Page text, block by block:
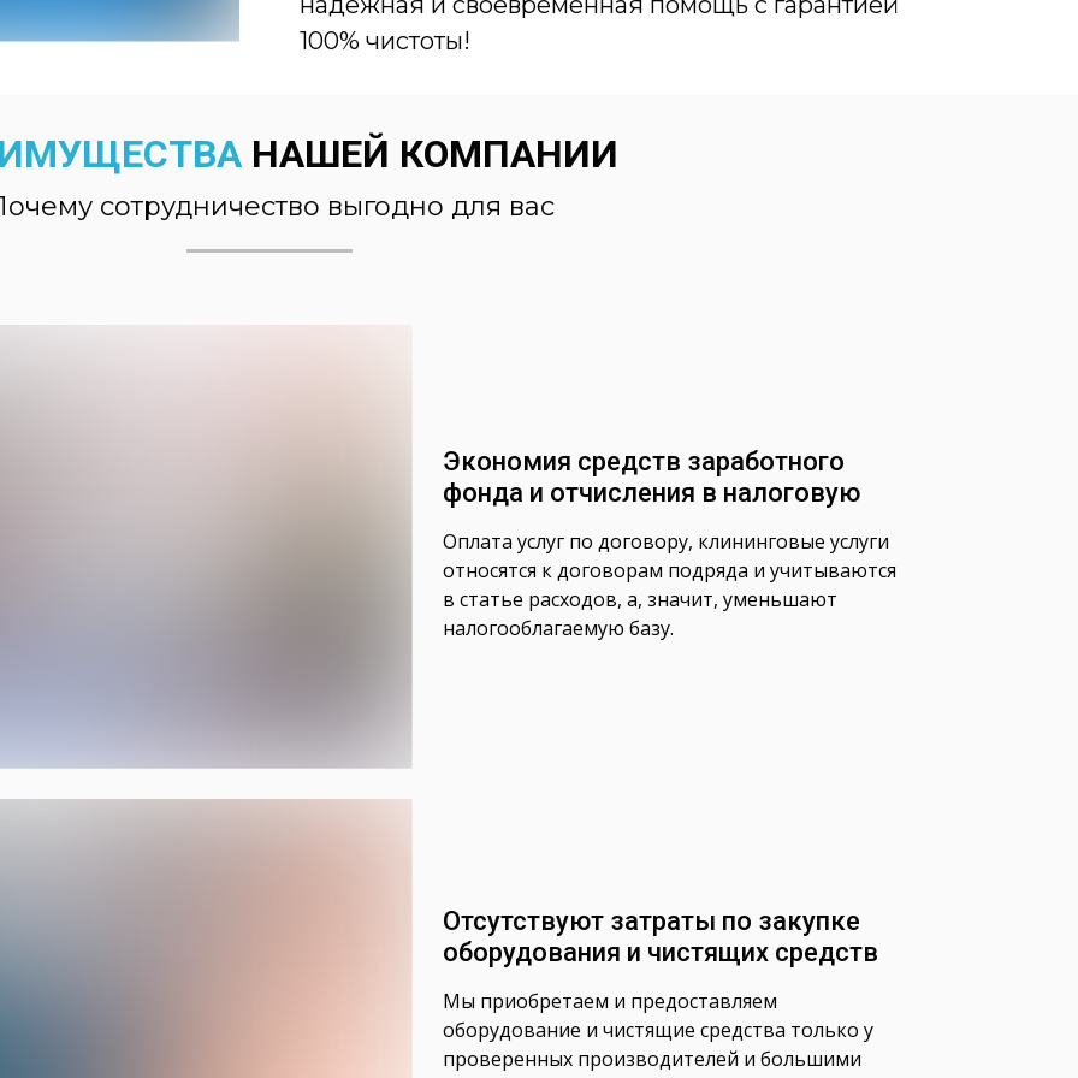
100% чистоты!
НАШЕЙ КОМПАНИИ
сотрудничество выгодно для вас
Экономия средств заработного
фонда и отчисления в налоговую
Оплата услуг по договору, клининговые услуги
относятся к договорам подряда и учитываются
в статье расходов, а, значит, уменьшают
налогооблагаемую базу.
Отсутствуют затраты по закупке
оборудования и чистящих средств
Мы приобретаем и предоставляем
оборудование и чистящие средства только у
проверенных производителей и большими